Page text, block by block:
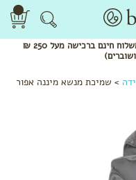
חינם
ברכישה מעל 250 ₪
> שמיכת מנשא מיננה אפור